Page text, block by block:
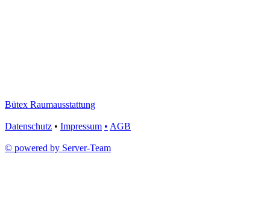
Bütex Raumausstattung
Datenschutz • Impressum • AGB
© powered by Server-Team